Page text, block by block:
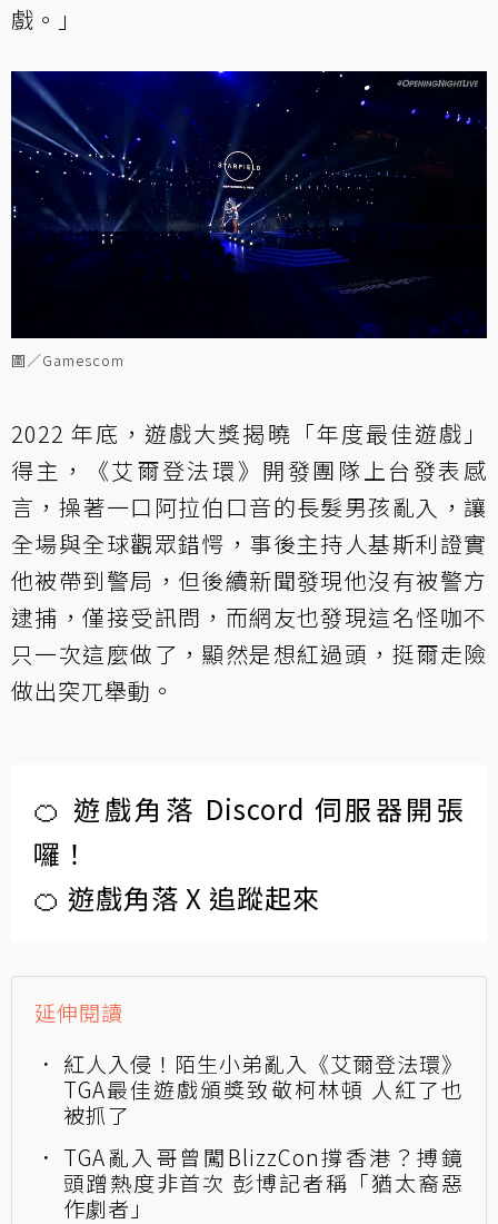
戲。」
圖／Gamescom
2022 年底，遊戲大獎揭曉「年度最佳遊戲」
得主，《艾爾登法環》開發團隊上台發表感
言，操著一口阿拉伯口音的長髮男孩亂入，讓
全場與全球觀眾錯愕，事後主持人基斯利證實
他被帶到警局，但後續新聞發現他沒有被警方
逮捕，僅接受訊問，而網友也發現這名怪咖不
只一次這麼做了，顯然是想紅過頭，挺爾走險
做出突兀舉動。
🍊 遊戲角落 Discord 伺服器開張
囉！
🍊 遊戲角落 X 追蹤起來
延伸閱讀
紅人入侵！陌生小弟亂入《艾爾登法環》
TGA最佳遊戲頒獎致敬柯林頓 人紅了也
被抓了
TGA亂入哥曾闖BlizzCon撐香港？搏鏡
頭蹭熱度非首次 彭博記者稱「猶太裔惡
作劇者」